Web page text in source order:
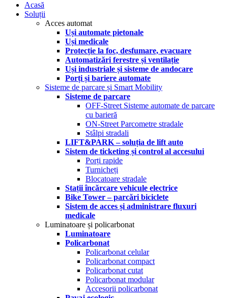
Acasă
Soluții
Acces automat
Uși automate pietonale
Uși medicale
Protecție la foc, desfumare, evacuare
Automatizări ferestre și ventilație
Uși industriale și sisteme de andocare
Porți și bariere automate
Sisteme de parcare și Smart Mobility
Sisteme de parcare
OFF-Street Sisteme automate de parcare
cu barieră
ON-Street Parcometre stradale
Stâlpi stradali
LIFT&PARK – soluția de lift auto
Sistem de ticketing și control al accesului
Porți rapide
Turnicheți
Blocatoare stradale
Stații încărcare vehicule electrice
Bike Tower – parcări biciclete
Sistem de acces și administrare fluxuri
medicale
Luminatoare și policarbonat
Luminatoare
Policarbonat
Policarbonat celular
Policarbonat compact
Policarbonat cutat
Policarbonat modular
Accesorii policarbonat